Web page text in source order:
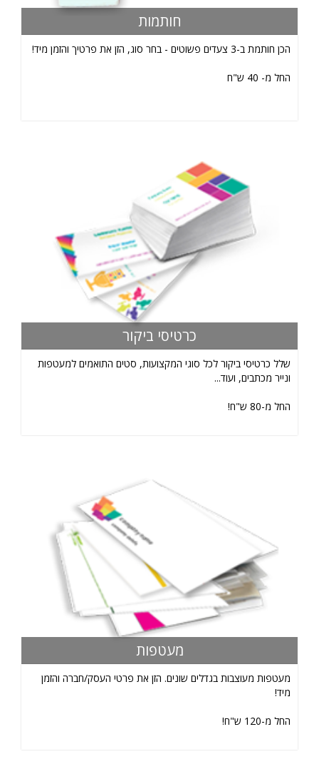
חותמות
הכן חותמת ב-3 צעדים פשוטים - בחר סוג, הזן את פרטיך והזמן מיד!
החל מ- 40 ש"ח
כרטיסי ביקור
שלל כרטיסי ביקור לכל סוגי המקצועות, סטים התואמים למעטפות
ונייר מכתבים, ועוד...
החל מ-80 ש"ח!
מעטפות
מעטפות מעוצבות בגדלים שונים. הזן את פרטי העסק/חברה והזמן
מיד!
החל מ-120 ש"ח!